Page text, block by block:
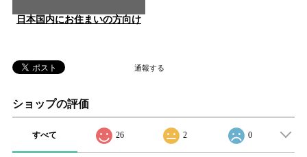
日本国内にお住まいの方向け
通報する
ショップの評価
すべて 26 2 0